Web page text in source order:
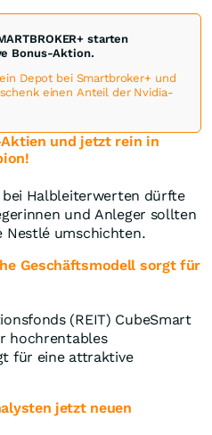
starten
Bonus-Aktion.
Depot bei Smartbroker+ und
einen Anteil der Nvidia-
und jetzt rein in
Halbleiterwerten dürfte
und Anleger sollten
Nestlé umschichten.
Geschäftsmodell sorgt für
(REIT) CubeSmart
hochrentables
für eine attraktive
jetzt neuen